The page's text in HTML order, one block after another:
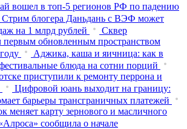
вошел в топ-5 регионов РФ по падению
Стрим блогера Даньдань с ВЭФ может
на 1 млрд рублей
Сквер
первым обновленным пространством
Аджика, каша и яичница: как в
блюда на сотни порций
приступили к ремонту перрона и
Цифровой юань выходит на границу:
барьеры трансграничных платежей
меняет карту зернового и масличного
сообщила о начале